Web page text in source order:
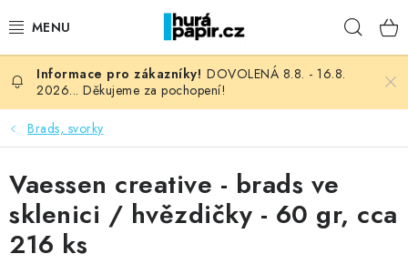
na
NOVINKY
HURÁ DÍLNA
VŠECHNO ZBOŽÍ
KNIHAŘSKÝ MATERIÁL
DOVOLENÁ 8.8. - 16.8.
2026... Děkujeme za pochopení!
Brads, svorky
Vaessen creative - brads ve
sklenici / hvězdičky - 60 gr, cca
216 ks